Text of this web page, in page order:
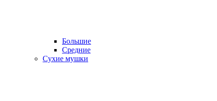
Большие
Средние
Сухие мушки